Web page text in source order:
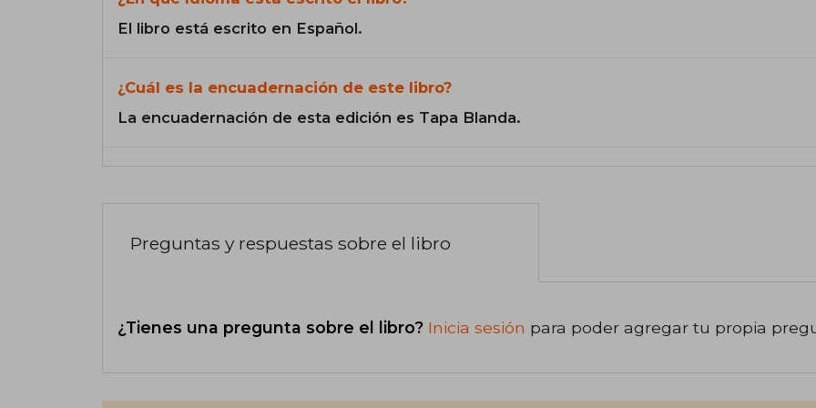
El libro está escrito en Español.
¿Cuál es la encuadernación de este libro?
La encuadernación de esta edición es Tapa Blanda.
Preguntas y respuestas sobre el libro
¿Tienes una pregunta sobre el libro? Inicia sesión para poder agregar tu propia